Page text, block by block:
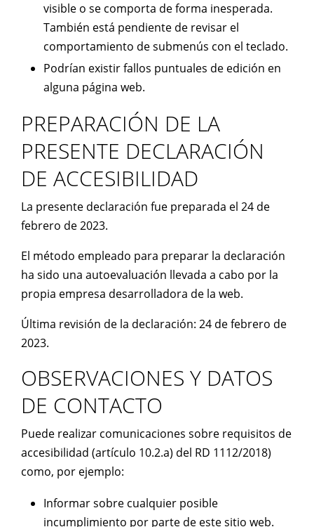
visible o se comporta de forma inesperada.
También está pendiente de revisar el
comportamiento de submenús con el teclado.
Podrían existir fallos puntuales de edición en
alguna página web.
PREPARACIÓN DE LA
PRESENTE DECLARACIÓN
DE ACCESIBILIDAD
La presente declaración fue preparada el 24 de
febrero de 2023.
El método empleado para preparar la declaración
ha sido una autoevaluación llevada a cabo por la
propia empresa desarrolladora de la web.
Última revisión de la declaración: 24 de febrero de
2023.
OBSERVACIONES Y DATOS
DE CONTACTO
Puede realizar comunicaciones sobre requisitos de
accesibilidad (artículo 10.2.a) del RD 1112/2018)
como, por ejemplo:
Informar sobre cualquier posible
incumplimiento por parte de este sitio web.